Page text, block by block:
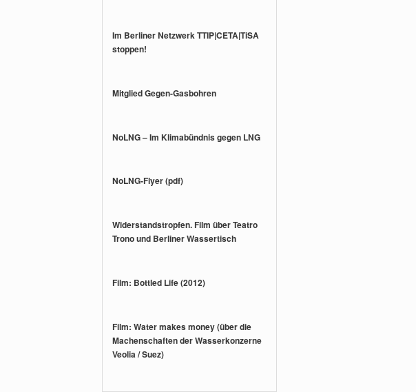
Im Berliner Netzwerk TTIP|CETA|TiSA
stoppen!
Mitglied Gegen-Gasbohren
NoLNG – Im Klimabündnis gegen LNG
NoLNG-Flyer (pdf)
Widerstandstropfen. Film über Teatro
Trono und Berliner Wassertisch
Film: Bottled Life (2012)
Film: Water makes money (über die
Machenschaften der Wasserkonzerne
Veolia / Suez)